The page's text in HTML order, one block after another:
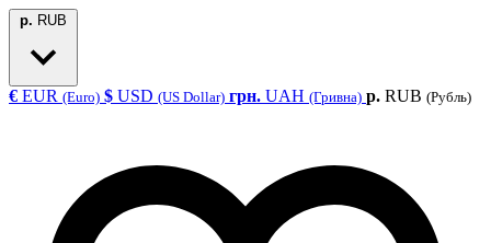
р. RUB
€ EUR (Euro) $ USD (US Dollar) грн. UAH (Гривна) р. RUB (Рубль)